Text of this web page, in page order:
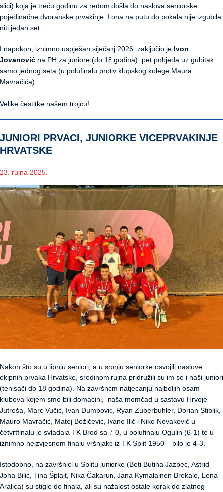
slici) koja je treću godinu za redom došla do naslova seniorske
pojedinačne dvoranske prvakinje. I ona na putu do pokala nije izgubila
niti jedan set.
I napokon, iznimno uspješan siječanj 2026. zaključio je Ivon
Jovanović na PH za juniore (do 18 godina): pet pobjeda uz gubitak
samo jednog seta (u polufinalu protiv klupskog kolege Maura
Mavračića).
Velike čestitke našem trojcu!
JUNIORI PRVACI, JUNIORKE VICEPRVAKINJE
HRVATSKE
23. rujna 2025.
Nakon što su u lipnju seniori, a u srpnju seniorke osvojili naslove
ekipnih prvaka Hrvatske, sredinom rujna pridružili su im se i naši juniori
(tenisači do 18 godina). Na završnom natjecanju najboljih osam
klubova kojem smo bili domaćini, naša momčad u sastavu Hrvoje
Jutreša, Marc Vučić, Ivan Dumbović, Ryan Zuberbuhler, Dorian Stiblik,
Mauro Mavračić, Matej Božičević, Ivano Ilić i Niko Novaković u
četvrtfinalu je svladala TK Brod sa 7-0, u polufinalu Ogulin (6-1) te u
iznimno neizvjesnom finalu vršnjake iz TK Split 1950 – bilo je 4-3.
Istodobno, na završnici u Splitu juniorke (Beti Butina Jazbec, Astrid
Joha Bilić, Tina Šplajt, Nika Čakarun, Jana Kymalainen Brekalo, Lena
Aralica) su stigle do finala, ali su nažalost ostale korak do zlatnog